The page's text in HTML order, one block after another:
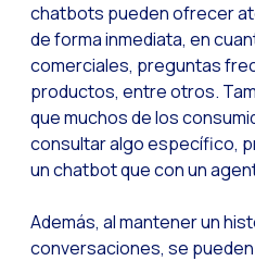
chatbots pueden ofrecer
de forma inmediata, en
comerciales, preguntas
productos, entre otros.
que muchos de los
consultar algo específico,
un chatbot que con un
Además, al mantener un
conversaciones, se